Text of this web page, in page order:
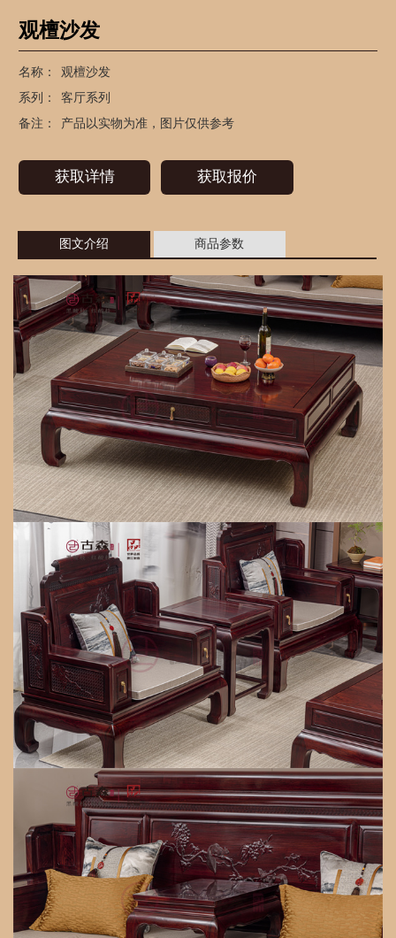
观檀沙发
名称：
观檀沙发
系列：
客厅系列
备注：
产品以实物为准，图片仅供参考
获取详情 获取报价
图文介绍 商品参数